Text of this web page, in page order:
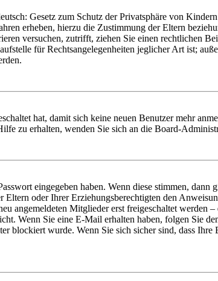
Gesetz zum Schutz der Privatsphäre von
erheben, hierzu die Zustimmung der Eltern
versuchen, zutrifft, ziehen Sie einen rechtlichen
für Rechtsangelegenheiten jeglicher Art ist;
hat, damit sich keine neuen Benutzer mehr
zu erhalten, wenden Sie sich an die Board-
eingegeben haben. Wenn diese stimmen, dann
Eltern oder Ihrer Erziehungsberechtigten den
angemeldeten Mitglieder erst freigeschaltet werden
Wenn Sie eine E-Mail erhalten haben, folgen Sie
blockiert wurde. Wenn Sie sich sicher sind, dass